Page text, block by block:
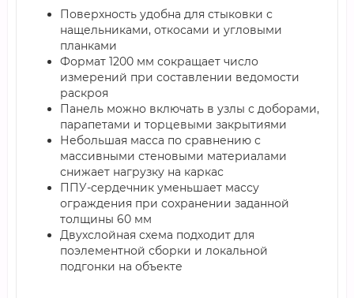
Поверхность удобна для стыковки с
нащельниками, откосами и угловыми
планками
Формат 1200 мм сокращает число
измерений при составлении ведомости
раскроя
Панель можно включать в узлы с доборами,
парапетами и торцевыми закрытиями
Небольшая масса по сравнению с
массивными стеновыми материалами
снижает нагрузку на каркас
ППУ-сердечник уменьшает массу
ограждения при сохранении заданной
толщины 60 мм
Двухслойная схема подходит для
поэлементной сборки и локальной
подгонки на объекте